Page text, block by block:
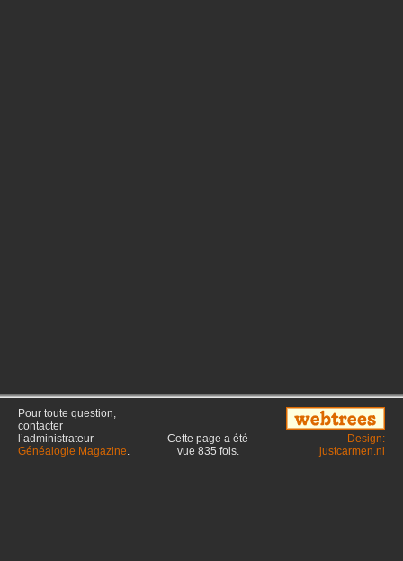
Pour toute question,
contacter
l’administrateur
Généalogie Magazine.
Cette page a été
vue 835 fois.
Design:
justcarmen.nl